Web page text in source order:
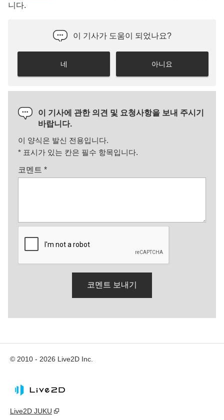
니다.
이 기사가 도움이 되었나요?
네 아니요
이 기사에 관한 의견 및 요청사항을 보내 주시기
바랍니다.
이 양식은 발신 전용입니다.
* 표시가 있는 칸은 필수 항목입니다.
코멘트 *
© 2010 - 2026 Live2D Inc.
Live2D JUKU